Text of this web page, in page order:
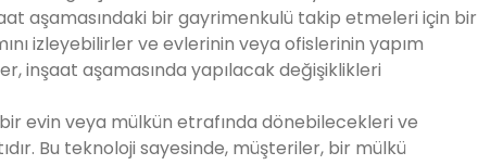
aşamasındaki bir gayrimenkulü takip etmeleri için bir
izleyebilirler ve evlerinin veya ofislerinin yapım
inşaat aşamasında yapılacak değişiklikleri
evin veya mülkün etrafında dönebilecekleri ve
Bu teknoloji sayesinde, müşteriler, bir mülkü